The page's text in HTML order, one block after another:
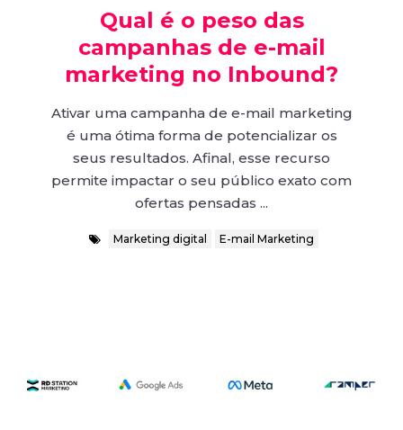
Qual é o peso das
campanhas de e-mail
marketing no Inbound?
Ativar uma campanha de e-mail marketing
é uma ótima forma de potencializar os
seus resultados. Afinal, esse recurso
permite impactar o seu público exato com
ofertas pensadas ...
Marketing digital E-mail Marketing